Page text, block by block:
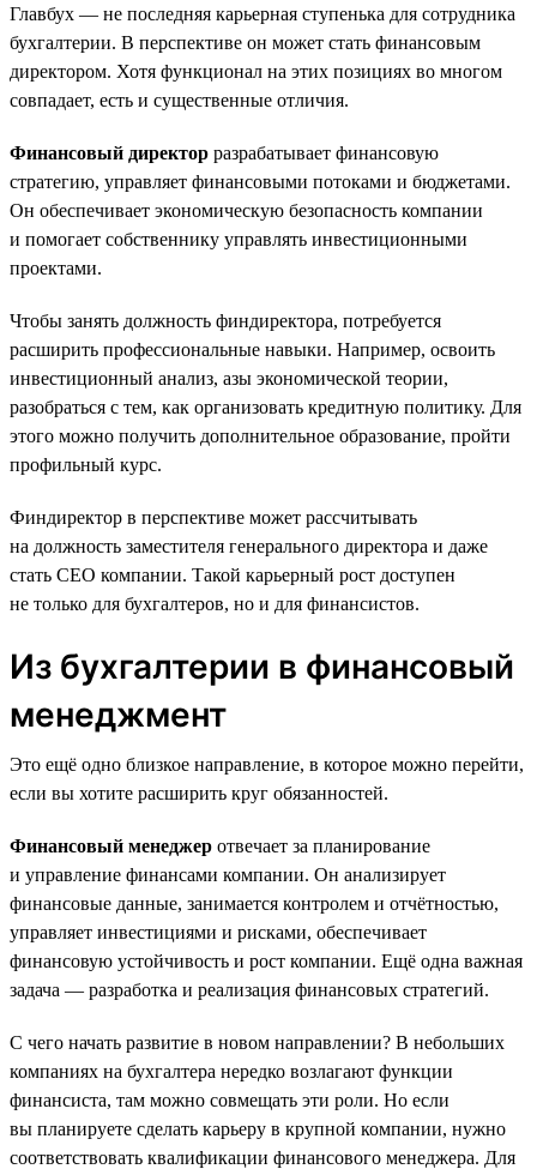
Главбух — не последняя карьерная ступенька для сотрудника
бухгалтерии. В перспективе он может стать финансовым
директором. Хотя функционал на этих позициях во многом
совпадает, есть и существенные отличия.
Финансовый директор разрабатывает финансовую
стратегию, управляет финансовыми потоками и бюджетами.
Он обеспечивает экономическую безопасность компании
и помогает собственнику управлять инвестиционными
проектами.
Чтобы занять должность финдиректора, потребуется
расширить профессиональные навыки. Например, освоить
инвестиционный анализ, азы экономической теории,
разобраться с тем, как организовать кредитную политику. Для
этого можно получить дополнительное образование, пройти
профильный курс.
Финдиректор в перспективе может рассчитывать
на должность заместителя генерального директора и даже
стать CEO компании. Такой карьерный рост доступен
не только для бухгалтеров, но и для финансистов.
Из бухгалтерии в финансовый
менеджмент
Это ещё одно близкое направление, в которое можно перейти,
если вы хотите расширить круг обязанностей.
Финансовый менеджер отвечает за планирование
и управление финансами компании. Он анализирует
финансовые данные, занимается контролем и отчётностью,
управляет инвестициями и рисками, обеспечивает
финансовую устойчивость и рост компании. Ещё одна важная
задача — разработка и реализация финансовых стратегий.
С чего начать развитие в новом направлении? В небольших
компаниях на бухгалтера нередко возлагают функции
финансиста, там можно совмещать эти роли. Но если
вы планируете сделать карьеру в крупной компании, нужно
соответствовать квалификации финансового менеджера. Для